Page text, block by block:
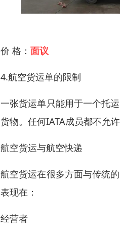
价 格： 面议
4.航空货运单的限制
一张货运单只能用于一个托
货物。任何IATA成员都不允
航空货运与航空快递
航空货运在很多方面与传统
表现在：
经营者